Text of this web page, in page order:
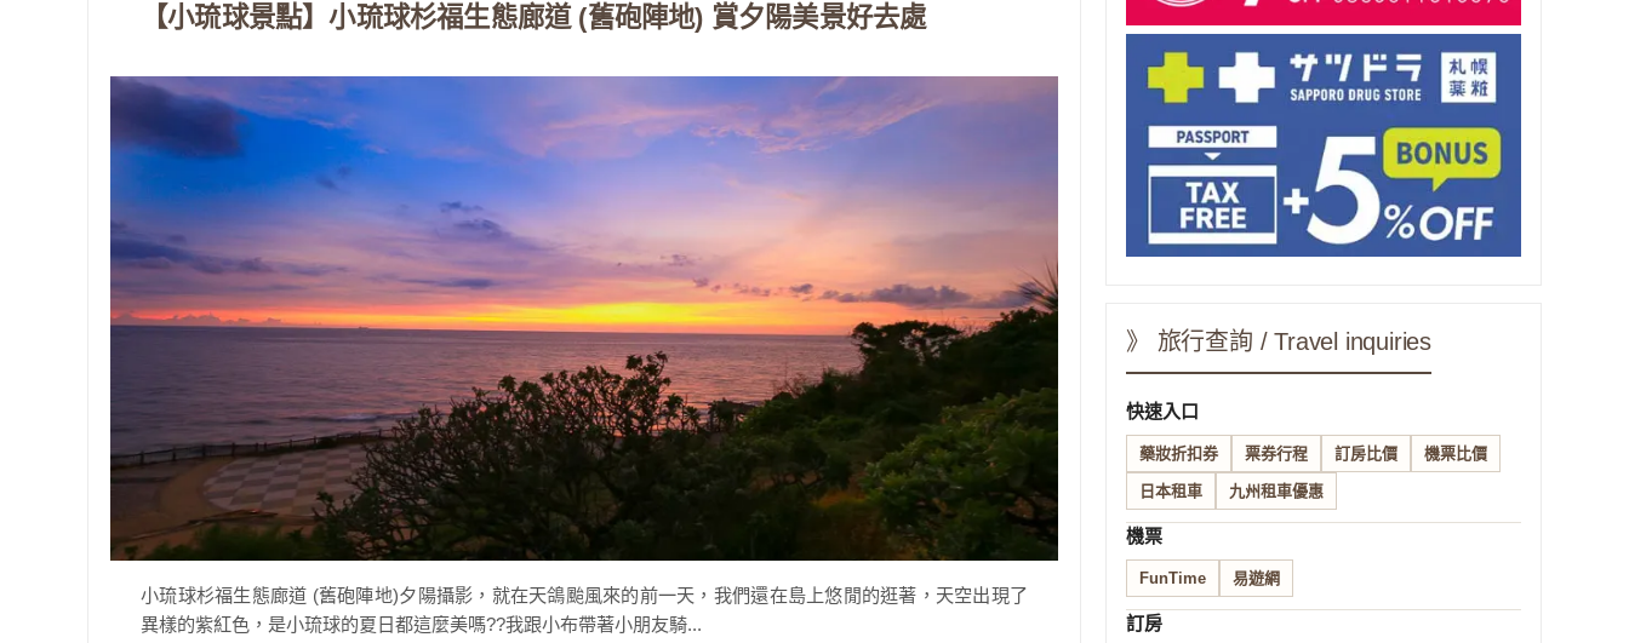
【小琉球景點】小琉球杉福生態廊道 (舊砲陣地) 賞夕陽美景好去處
小琉球杉福生態廊道 (舊砲陣地)夕陽攝影，就在天鴿颱風來的前一天，我們還在島上悠閒的逛著，天空出現了
異樣的紫紅色，是小琉球的夏日都這麼美嗎??我跟小布帶著小朋友騎...
》 旅行查詢 / Travel inquiries
快速入口
藥妝折扣券 票券行程 訂房比價 機票比價
日本租車 九州租車優惠
機票
FunTime 易遊網
訂房